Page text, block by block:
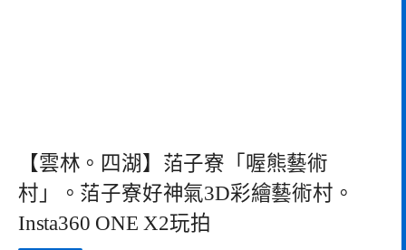
【雲林。四湖】萡子寮「喔熊藝術
村」。萡子寮好神氣3D彩繪藝術村。
Insta360 ONE X2玩拍